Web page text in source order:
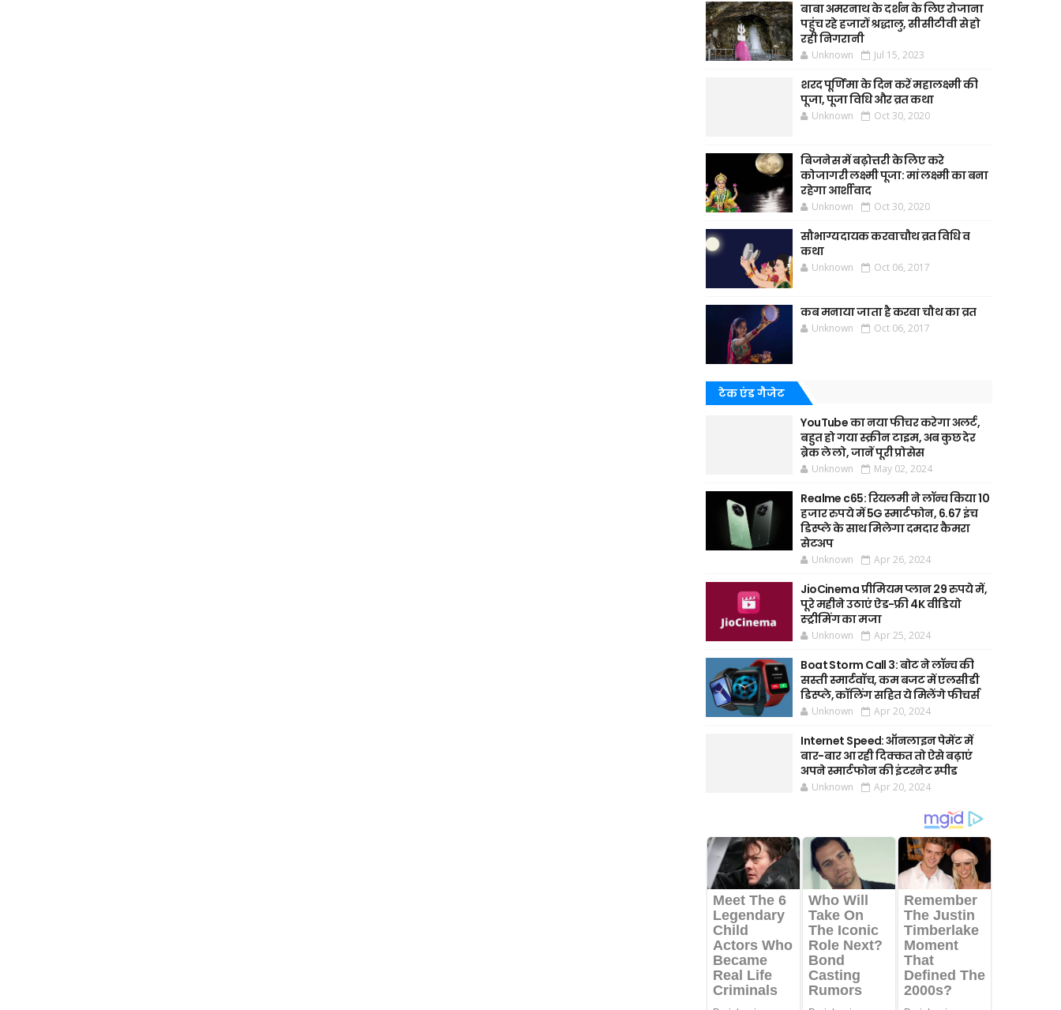
बाबा अमरनाथ के दर्शन के लिए रोजाना
पहुंच रहे हजारों श्रद्धालु, सीसीटीवी से हो
रही निगरानी
Unknown Jul 15, 2023
शरद पूर्णिमा के दिन करें महालक्ष्मी की
पूजा, पूजा विधि और व्रत कथा
Unknown Oct 30, 2020
बिजनेस में बढ़ोत्तरी के लिए करे
कोजागरी लक्ष्मी पूजा: मां लक्ष्मी का बना
रहेगा आर्शीवाद
Unknown Oct 30, 2020
सौभाग्यदायक करवाचौथ व्रत विधि व
कथा
Unknown Oct 06, 2017
कब मनाया जाता है करवा चौथ का व्रत
Unknown Oct 06, 2017
टेक एंड गैजेट
YouTube का नया फीचर करेगा अलर्ट,
बहुत हो गया स्क्रीन टाइम, अब कुछ देर
ब्रेक ले लो, जानें पूरी प्रोसेस
Unknown May 02, 2024
Realme c65: रियलमी ने लॉन्च किया 10
हजार रुपये में 5G स्मार्टफोन, 6.67 इंच
डिस्प्ले के साथ मिलेगा दमदार कैमरा
सेटअप
Unknown Apr 26, 2024
JioCinema प्रीमियम प्लान 29 रुपये में,
पूरे महीने उठाएं ऐड-फ्री 4K वीडियो
स्ट्रीमिंग का मजा
Unknown Apr 25, 2024
Boat Storm Call 3: बोट ने लॉन्च की
सस्ती स्मार्टवॉच, कम बजट में एलसीडी
डिस्प्ले, कॉलिंग सहित ये मिलेंगे फीचर्स
Unknown Apr 20, 2024
Internet Speed: ऑनलाइन पेमेंट में
बार-बार आ रही दिक्कत तो ऐसे बढ़ाएं
अपने स्मार्टफोन की इंटरनेट स्पीड
Unknown Apr 20, 2024